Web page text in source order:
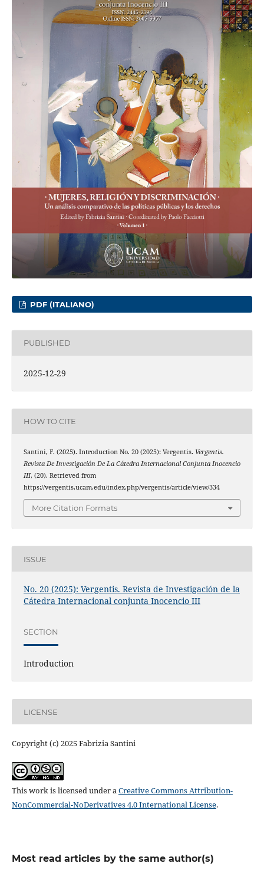
PDF (ITALIANO)
PUBLISHED
2025-12-29
HOW TO CITE
Santini, F. (2025). Introduction No. 20 (2025): Vergentis. Vergentis.
Revista De Investigación De La Cátedra Internacional Conjunta Inocencio
III, (20). Retrieved from
https://vergentis.ucam.edu/index.php/vergentis/article/view/334
More Citation Formats
ISSUE
No. 20 (2025): Vergentis. Revista de Investigación de la
Cátedra Internacional conjunta Inocencio III
SECTION
Introduction
LICENSE
Copyright (c) 2025 Fabrizia Santini
This work is licensed under aCreative Commons Attribution-
NonCommercial-NoDerivatives 4.0 International License.
Most read articles by the same author(s)